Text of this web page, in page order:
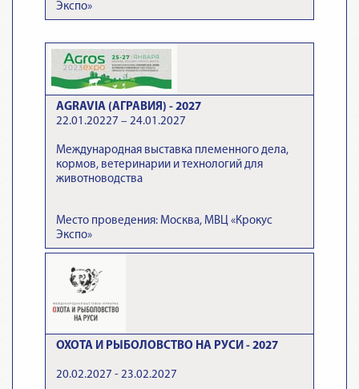
Экспо»
AGRAVIA (АГРАВИЯ) - 2027
22.01.20227 – 24.01.2027
Международная выставка племенного дела,
кормов, ветеринарии и технологий для
животноводства
Место проведения: Москва, МВЦ «Крокус
Экспо»
ОХОТА И РЫБОЛОВСТВО НА РУСИ - 2027
20.02.2027 - 23.02.2027